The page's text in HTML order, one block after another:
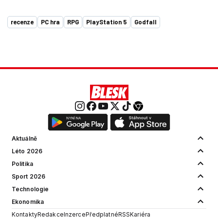
recenze PC hra RPG PlayStation 5 Godfall
Aktuálně
Léto 2026
Politika
Sport 2026
Technologie
Ekonomika
KontaktyRedakceInzercePředplatnéRSSKariéra